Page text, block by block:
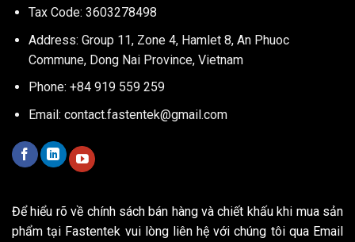
Tax Code: 3603278498
Address: Group 11, Zone 4, Hamlet 8, An Phuoc
Commune, Dong Nai Province, Vietnam
Phone: +84 919 559 259
Email: contact.fastentek@gmail.com
Để hiểu rõ về chính sách bán hàng và chiết khấu khi mua sản
phẩm tại Fastentek vui lòng liên hệ với chúng tôi qua Email